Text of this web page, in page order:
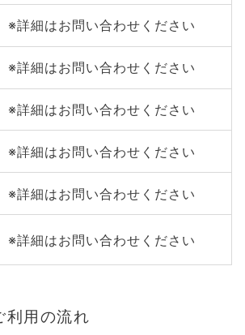
※詳細はお問い合わせください
※詳細はお問い合わせください
※詳細はお問い合わせください
※詳細はお問い合わせください
※詳細はお問い合わせください
※詳細はお問い合わせください
利用の流れ